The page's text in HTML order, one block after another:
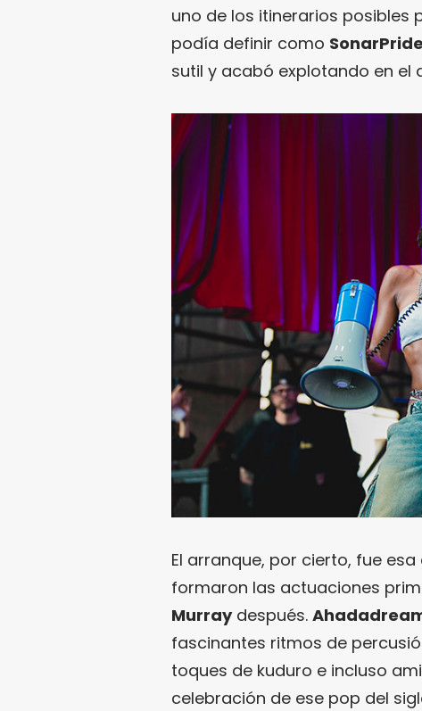
uno de los itinerarios posibles
podía definir como SonarPride
sutil y acabó explotando en el
El arranque, por cierto, fue
formaron las actuaciones
Murraydespués.
fascinantes ritmos de
toques de kuduro e incluso
celebración de ese pop del